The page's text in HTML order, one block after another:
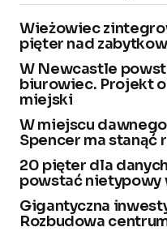
Wieżowiec
pięter nad
W Newcastle
biurowiec. Projekt
miejski
W miejscu
Spencer ma
20 pięter dla
powstać nietypowy
Gigantyczna
Rozbudowa